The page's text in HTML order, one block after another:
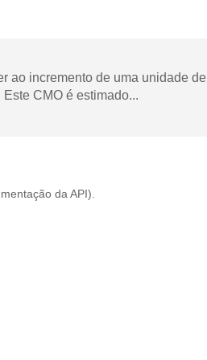
ao incremento de uma unidade de
CMO é estimado...
da API ).